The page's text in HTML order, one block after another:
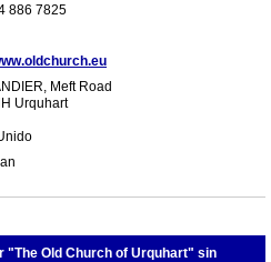
886 7825
Meft Road
Urquhart
"The Old Church of Urquhart" sin